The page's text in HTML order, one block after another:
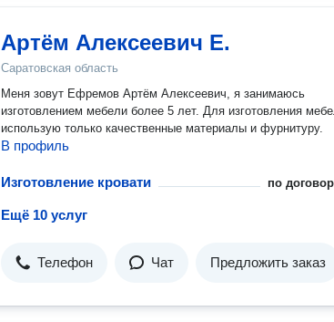
Артём Алексеевич Е.
Саратовская область
Меня зовут Ефремов Артём Алексеевич, я занимаюсь
изготовлением мебели более 5 лет. Для изготовления
использую только качественные материалы и фурнитуру.
В профиль
Изготовление кровати по
Ещё 10 услуг
Телефон Чат Предложить заказ